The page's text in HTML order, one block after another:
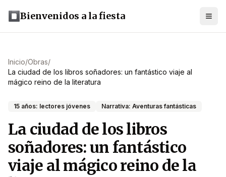
Bienvenidos a la fiesta
Inicio/Obras/
La ciudad de los libros soñadores: un fantástico viaje al
mágico reino de la literatura
15 años: lectores jóvenes Narrativa: Aventuras fantásticas
La ciudad de los libros
soñadores: un fantástico
viaje al mágico reino de la